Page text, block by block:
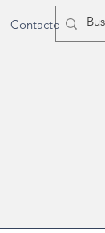
Contacto